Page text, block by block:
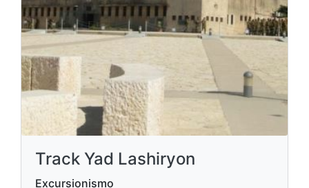
Track Yad Lashiryon
Excursionismo